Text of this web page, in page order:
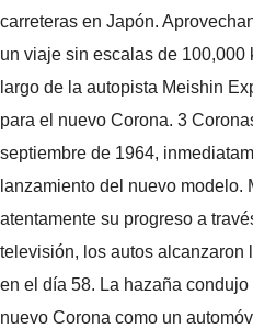
carreteras en Japón.
un viaje sin escalas de
largo de la autopista Meishin
para el nuevo Corona. 3
septiembre de 1964,
lanzamiento del nuevo modelo.
atentamente su progreso a
televisión, los autos alcanzaron
en el día 58. La hazaña
nuevo Corona como un